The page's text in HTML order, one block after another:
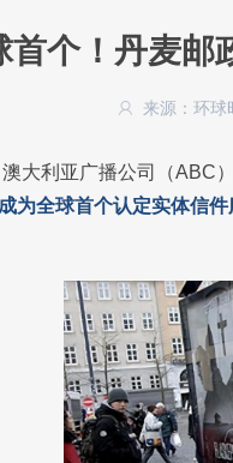
首个！丹麦邮
来源：环球
大利亚广播公司（ABC
为全球首个认定实体信